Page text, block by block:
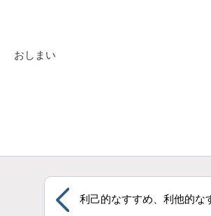
おしまい
利己的なすすめ、利他的な